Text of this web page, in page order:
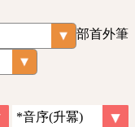
部首外筆